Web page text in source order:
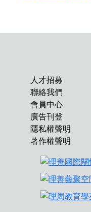
人才招募
聯絡我們
會員中心
廣告刊登
隱私權聲明
著作權聲明